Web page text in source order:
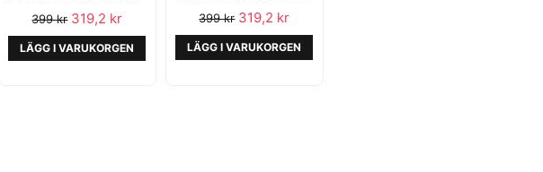
399 kr 319,2 kr
LÄGG I VARUKORGEN
399 kr 319,2 kr
LÄGG I VARUKORGEN